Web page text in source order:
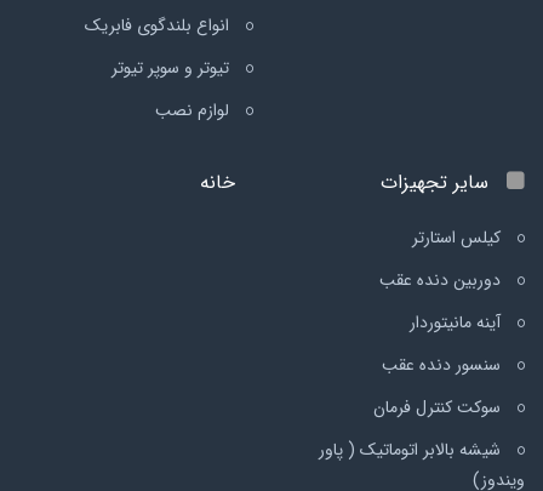
انواع بلندگوی فابریک
تیوتر و سوپر تیوتر
لوازم نصب
سایر تجهیزات
کیلس استارتر
دوربین دنده عقب
آینه مانیتوردار
سنسور دنده عقب
سوکت کنترل فرمان
شیشه بالابر اتوماتیک ( پاور
ویندوز)
خانه